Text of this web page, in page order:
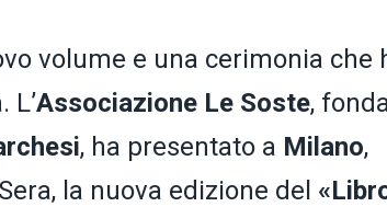
volume e una cerimonia che
L’Associazione Le Soste,
, ha presentato a Milano,
la nuova edizione del